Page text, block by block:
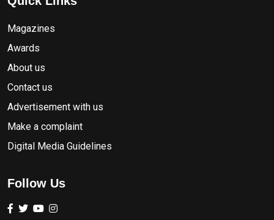
Magazines
Awards
About us
Contact us
Advertisement with us
Make a complaint
Digital Media Guidelines
Follow Us